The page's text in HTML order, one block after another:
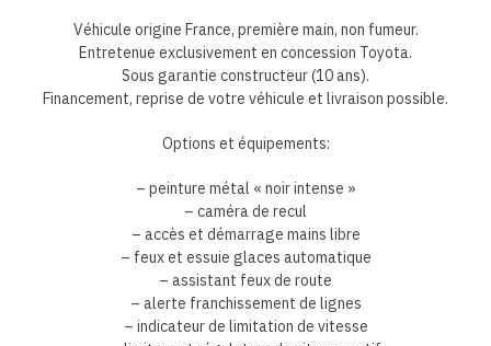
Véhicule origine France, première main, non fumeur.
Entretenue exclusivement en concession Toyota.
Sous garantie constructeur (10 ans).
Financement, reprise de votre véhicule et livraison possible.
Options et équipements:
– peinture métal « noir intense »
– caméra de recul
– accès et démarrage mains libre
– feux et essuie glaces automatique
– assistant feux de route
– alerte franchissement de lignes
– indicateur de limitation de vitesse